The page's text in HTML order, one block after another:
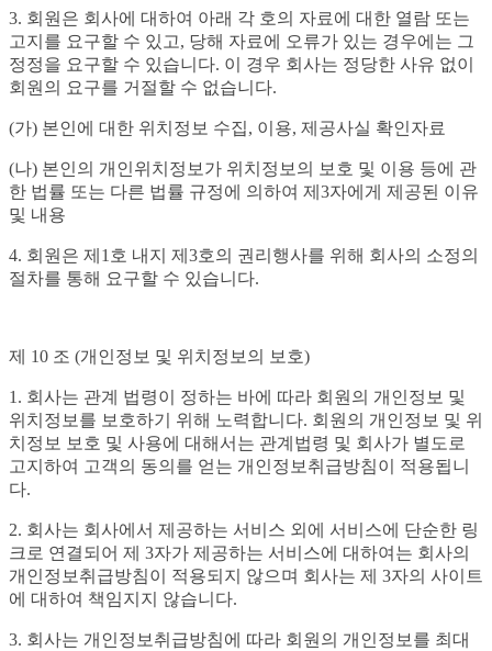
3. 회원은 회사에 대하여 아래 각 호의 자료에 대한 열람 또는
고지를 요구할 수 있고, 당해 자료에 오류가 있는 경우에는 그
정정을 요구할 수 있습니다. 이 경우 회사는 정당한 사유 없이
회원의 요구를 거절할 수 없습니다.
(가) 본인에 대한 위치정보 수집, 이용, 제공사실 확인자료
(나) 본인의 개인위치정보가 위치정보의 보호 및 이용 등에 관
한 법률 또는 다른 법률 규정에 의하여 제3자에게 제공된 이유
및 내용
4. 회원은 제1호 내지 제3호의 권리행사를 위해 회사의 소정의
절차를 통해 요구할 수 있습니다.
제 10 조 (개인정보 및 위치정보의 보호)
1. 회사는 관계 법령이 정하는 바에 따라 회원의 개인정보 및
위치정보를 보호하기 위해 노력합니다. 회원의 개인정보 및 위
치정보 보호 및 사용에 대해서는 관계법령 및 회사가 별도로
고지하여 고객의 동의를 얻는 개인정보취급방침이 적용됩니
다.
2. 회사는 회사에서 제공하는 서비스 외에 서비스에 단순한 링
크로 연결되어 제 3자가 제공하는 서비스에 대하여는 회사의
개인정보취급방침이 적용되지 않으며 회사는 제 3자의 사이트
에 대하여 책임지지 않습니다.
3. 회사는 개인정보취급방침에 따라 회원의 개인정보를 최대